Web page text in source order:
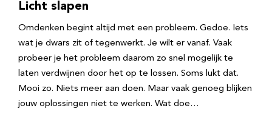
Licht slapen
Omdenken begint altijd met een probleem. Gedoe. Iets
wat je dwars zit of tegenwerkt. Je wilt er vanaf. Vaak
probeer je het probleem daarom zo snel mogelijk te
laten verdwijnen door het op te lossen. Soms lukt dat.
Mooi zo. Niets meer aan doen. Maar vaak genoeg blijken
jouw oplossingen niet te werken. Wat doe…